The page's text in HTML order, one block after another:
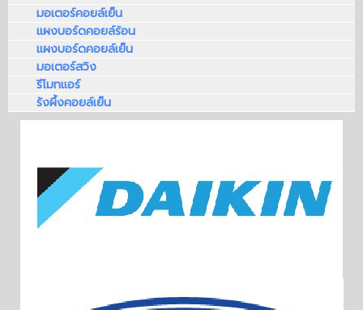
มอเตอร์คอยล์เย็น
แผงบอร์ดคอยล์ร้อน
แผงบอร์ดคอยล์เย็น
มอเตอร์สวิง
รีโมทแอร์
รังผึ้งคอยล์เย็น